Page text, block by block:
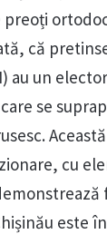
că
au un
se
cu
este